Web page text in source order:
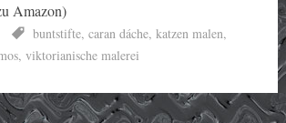
Amazon)
buntstifte, caran dáche, katzen malen,
, viktorianische malerei